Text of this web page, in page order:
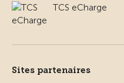
TCS eCharge
Sites partenaires